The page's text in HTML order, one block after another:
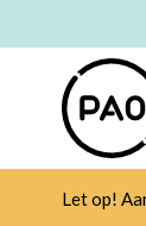
Let op!